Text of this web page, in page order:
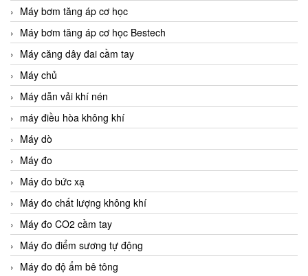
Máy bơm tăng áp cơ học
Máy bơm tăng áp cơ học Bestech
Máy căng dây đai cầm tay
Máy chủ
Máy dẫn vải khí nén
máy điều hòa không khí
Máy dò
Máy đo
Máy đo bức xạ
Máy đo chất lượng không khí
Máy đo CO2 cầm tay
Máy đo điểm sương tự động
Máy đo độ ẩm bê tông